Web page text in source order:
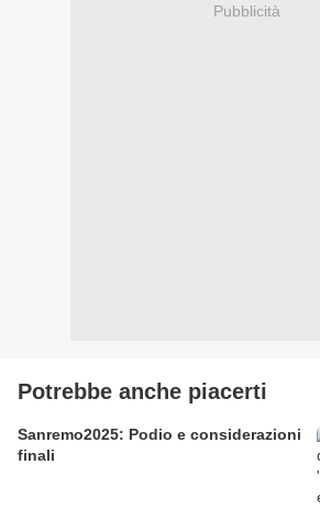
Pubblicità
Potrebbe anche piacerti
Sanremo2025: Podio e considerazioni
finali